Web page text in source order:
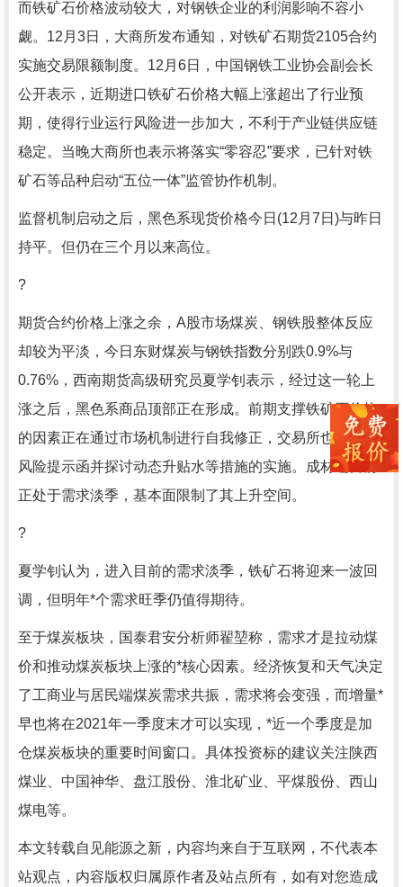
而铁矿石价格波动较大，对钢铁企业的利润影响不容小
觑。12月3日，大商所发布通知，对铁矿石期货2105合约
实施交易限额制度。12月6日，中国钢铁工业协会副会长
公开表示，近期进口铁矿石价格大幅上涨超出了行业预
期，使得行业运行风险进一步加大，不利于产业链供应链
稳定。当晚大商所也表示将落实“零容忍”要求，已针对铁
矿石等品种启动“五位一体”监管协作机制。
监督机制启动之后，黑色系现货价格今日(12月7日)与昨日
持平。但仍在三个月以来高位。
?
期货合约价格上涨之余，A股市场煤炭、钢铁股整体反应
却较为平淡，今日东财煤炭与钢铁指数分别跌0.9%与
0.76%，西南期货高级研究员夏学钊表示，经过这一轮上
涨之后，黑色系商品顶部正在形成。前期支撑铁矿石价格
的因素正在通过市场机制进行自我修正，交易所也已发出
风险提示函并探讨动态升贴水等措施的实施。成材端目前
正处于需求淡季，基本面限制了其上升空间。
?
夏学钊认为，进入目前的需求淡季，铁矿石将迎来一波回
调，但明年*个需求旺季仍值得期待。
至于煤炭板块，国泰君安分析师翟堃称，需求才是拉动煤
价和推动煤炭板块上涨的*核心因素。经济恢复和天气决定
了工商业与居民端煤炭需求共振，需求将会变强，而增量*
早也将在2021年一季度末才可以实现，*近一个季度是加
仓煤炭板块的重要时间窗口。具体投资标的建议关注陕西
煤业、中国神华、盘江股份、淮北矿业、平煤股份、西山
煤电等。
本文转载自见能源之新，内容均来自于互联网，不代表本
站观点，内容版权归属原作者及站点所有，如有对您造成